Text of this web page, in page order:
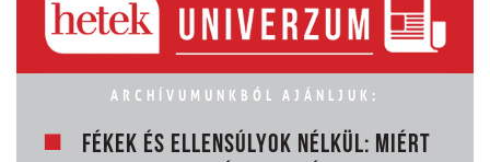
ARCHÍVUMUNKBÓL AJÁNLJUK:
FÉKEK ÉS ELLENSÚLYOK NÉLKÜL: MIÉRT